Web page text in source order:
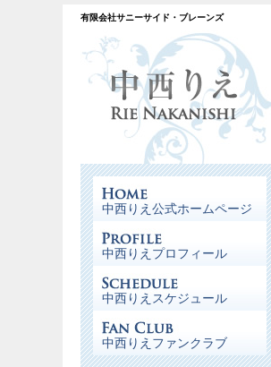
有限会社サニーサイド・ブレーンズ
中西りえ公式ホームページ
中西りえプロフィール
中西りえスケジュール
中西りえファンクラブ